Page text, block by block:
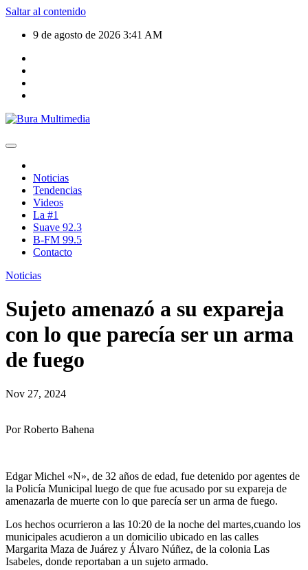
Saltar al contenido
9 de agosto de 2026 3:41 AM
Noticias
Tendencias
Videos
La #1
Suave 92.3
B-FM 99.5
Contacto
Noticias
Sujeto amenazó a su expareja
con lo que parecía ser un arma
de fuego
Nov 27, 2024
Por Roberto Bahena
Edgar Michel «N», de 32 años de edad, fue detenido por agentes de
la Policía Municipal luego de que fue acusado por su expareja de
amenazarla de muerte con lo que parecía ser un arma de fuego.
Los hechos ocurrieron a las 10:20 de la noche del martes,cuando los
municipales acudieron a un domicilio ubicado en las calles
Margarita Maza de Juárez y Álvaro Núñez, de la colonia Las
Isabeles, donde reportaban a un sujeto armado.